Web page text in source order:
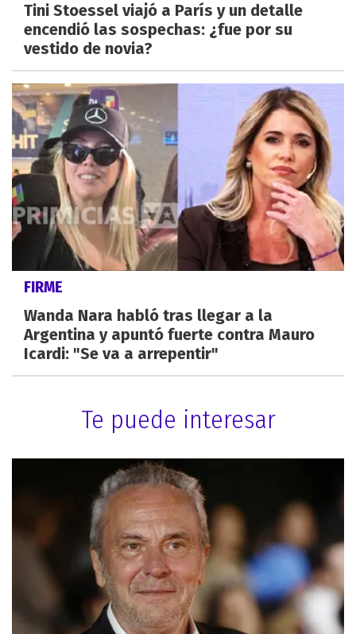
Tini Stoessel viajó a París y un detalle
encendió las sospechas: ¿fue por su
vestido de novia?
FIRME
Wanda Nara habló tras llegar a la
Argentina y apuntó fuerte contra Mauro
Icardi: "Se va a arrepentir"
Te puede interesar